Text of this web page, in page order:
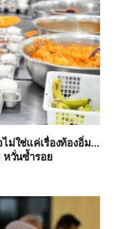
ไม่ใช่แค่เรื่องท้องอิ่ม…
หวั่นซ้ำรอย